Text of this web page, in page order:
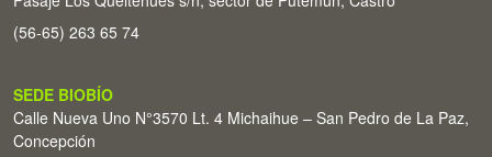
(56-65) 263 65 74
SEDE BIOBÍO
Calle Nueva Uno N°3570 Lt. 4 Michaihue – San Pedro de La Paz,
Concepción